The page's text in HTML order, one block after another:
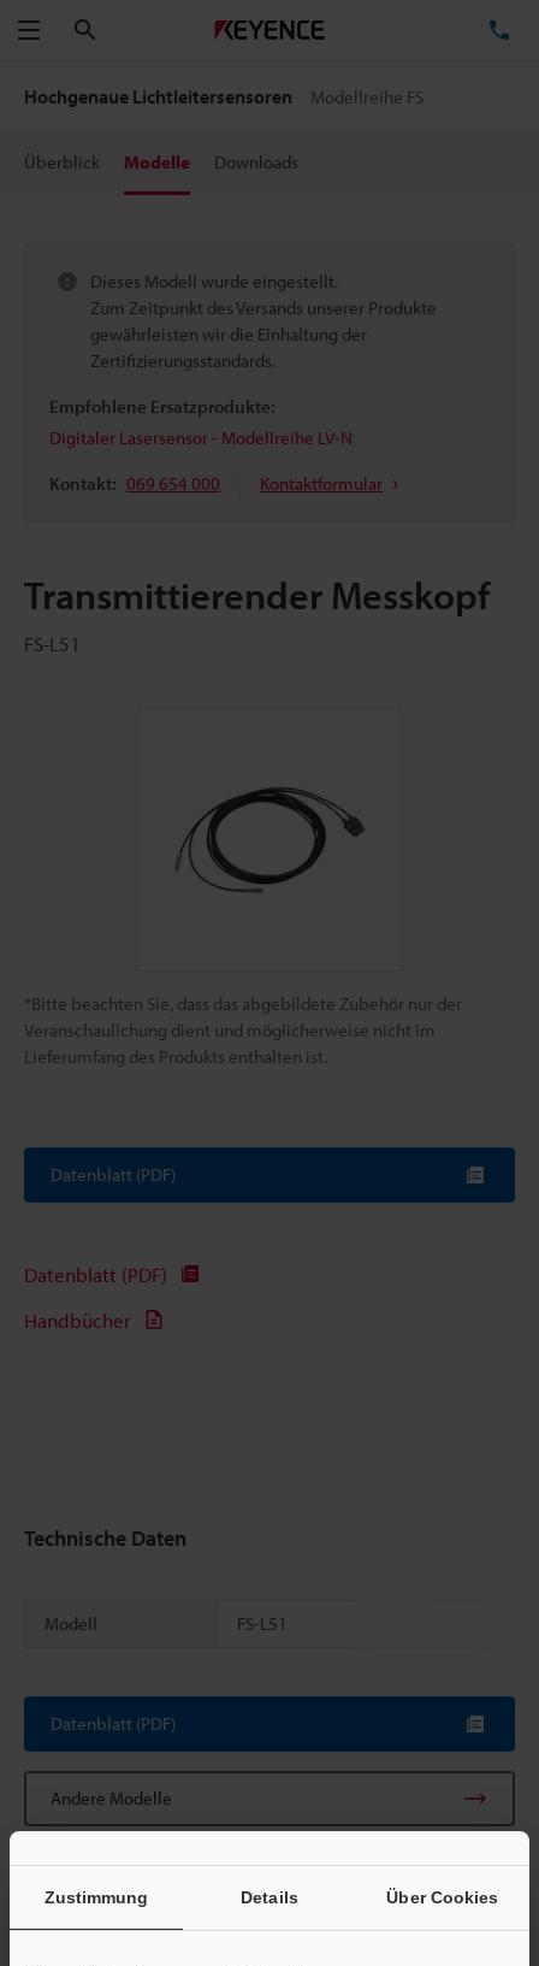
Zustimmung Details Über Cookies
Menü
Hochgenaue Lichtleitersensoren Modellreihe FS
Überblick Modelle Downloads
Dieses Modell wurde eingestellt.
Zum Zeitpunkt des Versands unserer Produkte
gewährleisten wir die Einhaltung der
Zertifizierungsstandards.
Empfohlene Ersatzprodukte:
Digitaler Lasersensor - Modellreihe LV-N
Kontakt: 069 654 000 Kontaktformular
Transmittierender Messkopf
FS-L51
*Bitte beachten Sie, dass das abgebildete Zubehör nur der
Veranschaulichung dient und möglicherweise nicht im
Lieferumfang des Produkts enthalten ist.
Datenblatt (PDF)
Datenblatt (PDF)
Handbücher
Technische Daten
Modell FS-L51
Scroll
Datenblatt (PDF)
Andere Modelle
Technische Leitfäden